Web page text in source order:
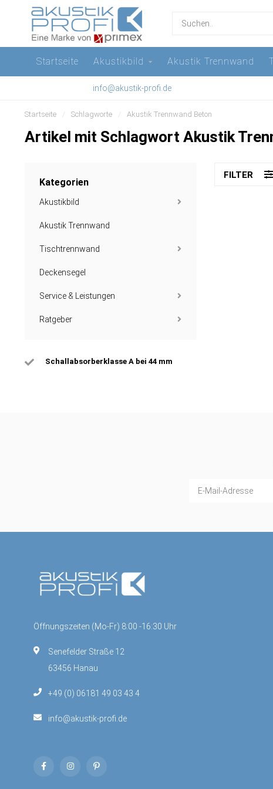
Startseite Akustikbild Akustik Trennwand
info@akustik-profi.de
Startseite Schlagworte Akustik Trennwand Beton
Artikel mit Schlagwort Akustik
Kategorien
Akustikbild
Akustik Trennwand
Tischtrennwand
Deckensegel
Service & Leistungen
Ratgeber
Schallabsorberklasse A bei 44 mm
FILTER
Öffnungszeiten (Mo-Fr) 8:00 -16:30 Uhr
Senefelder Straße 12
63456 Hanau
+49 (0) 06181 49 03 43 4
info@akustik-profi.de